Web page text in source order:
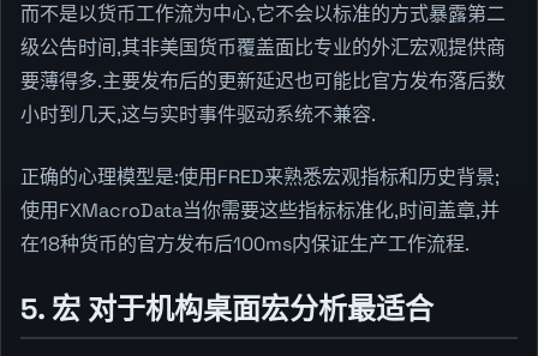
而不是以货币工作流为中心,它不会以标准的方式暴露第二
级公告时间,其非美国货币覆盖面比专业的外汇宏观提供商
要薄得多.主要发布后的更新延迟也可能比官方发布落后数
小时到几天,这与实时事件驱动系统不兼容.
正确的心理模型是:使用FRED来熟悉宏观指标和历史背景;
使用FXMacroData当你需要这些指标标准化,时间盖章,并
在18种货币的官方发布后100ms内保证生产工作流程.
5. 宏 对于机构桌面宏分析最适合